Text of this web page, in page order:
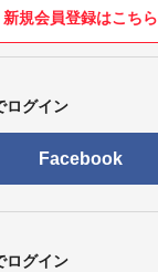
新規会員登録はこちら
ログイン
Facebook
ログイン